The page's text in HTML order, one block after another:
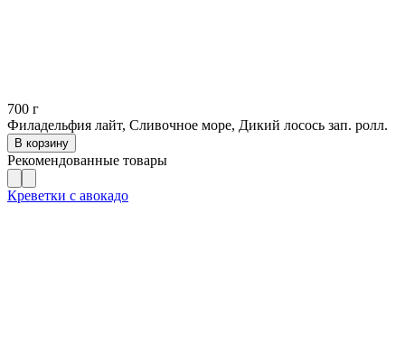
700 г
Филадельфия лайт, Сливочное море, Дикий лосось зап. ролл.
В корзину
Рекомендованные товары
Креветки с авокадо